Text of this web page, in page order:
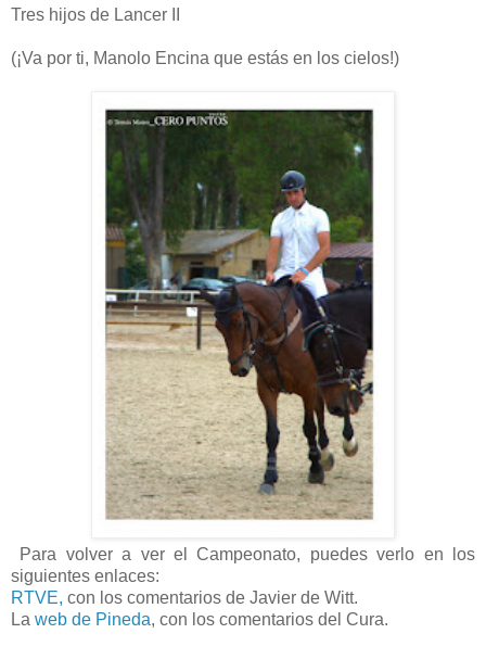
Tres hijos de Lancer II
(¡Va por ti, Manolo Encina que estás en los cielos!)
Para volver a ver el Campeonato, puedes verlo en los
siguientes enlaces:
RTVE, con los comentarios de Javier de Witt.
La web de Pineda, con los comentarios del Cura.